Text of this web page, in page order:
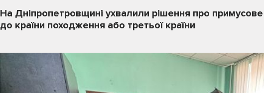
На Дніпропетровщині ухвалили рішення про
до країни походження або третьої країни